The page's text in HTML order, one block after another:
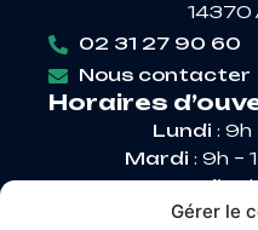
Gérer le
14370
02 31 27 90 60
Nous contacter
Horaires
Lundi : 9h
Mardi : 9h –
Mercredi:
Jeudi: 9h –